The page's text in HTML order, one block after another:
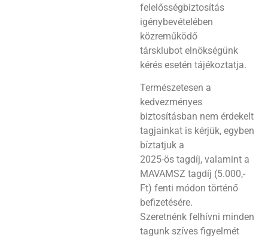
felelősségbiztosítás
igénybevételében
közreműködő
társklubot elnökségünk
kérés esetén tájékoztatja.
Természetesen a
kedvezményes
biztosításban nem érdekelt
tagjainkat is kérjük, egyben
bíztatjuk a
2025-ös tagdíj, valamint a
MAVAMSZ tagdíj (5.000,-
Ft) fenti módon történő
befizetésére.
Szeretnénk felhívni minden
tagunk szíves figyelmét